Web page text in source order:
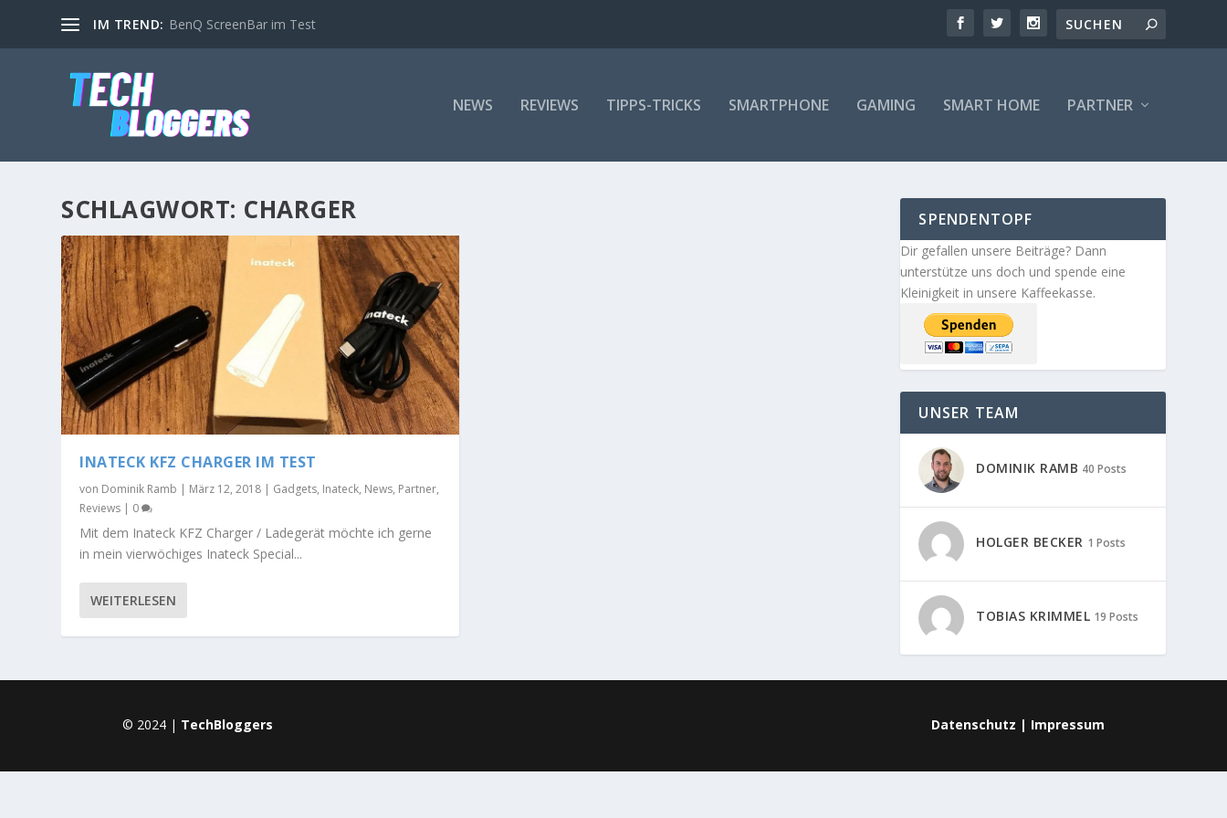
IM TREND: BenQ ScreenBar im Test
NEWS REVIEWS TIPPS-TRICKS SMARTPHONE GAMING SMART HOME PARTNER
SCHLAGWORT: CHARGER
INATECK KFZ CHARGER IM TEST
von Dominik Ramb | März 12, 2018 | Gadgets, Inateck, News, Partner,
Reviews | 0
Mit dem Inateck KFZ Charger / Ladegerät möchte ich gerne
in mein vierwöchiges Inateck Special...
WEITERLESEN
SPENDENTOPF
Dir gefallen unsere Beiträge? Dann
unterstütze uns doch und spende eine
Kleinigkeit in unsere Kaffeekasse.
UNSER TEAM
DOMINIK RAMB 40 Posts
HOLGER BECKER 1 Posts
TOBIAS KRIMMEL 19 Posts
© 2024 | TechBloggers Datenschutz | Impressum